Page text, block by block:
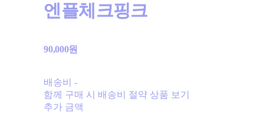
엔플체크핑크
90,000원
배송비-
함께 구매 시 배송비 절약 상품 보기
추가 금액